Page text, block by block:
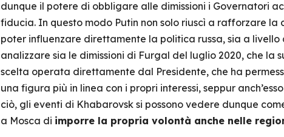
dunque il potere di obbligare alle dimissioni i Governatori
fiducia. In questo modo Putin non solo riuscì a rafforzare la
poter influenzare direttamente la politica russa, sia a
analizzare sia le dimissioni di Furgal del luglio 2020, che la
scelta operata direttamente dal Presidente, che ha
una figura più in linea con i propri interessi, seppur
ciò, gli eventi di Khabarovsk si possono vedere dunque
a Mosca di imporre la propria volontà anche nelle